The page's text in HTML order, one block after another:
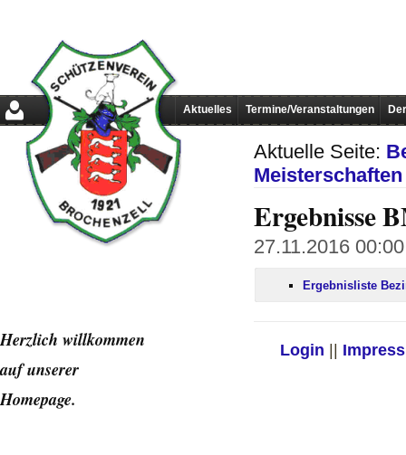
Aktuelles Termine/Veranstaltungen
Aktuelle Seite:
Meisterschaften
Ergebnisse
27.11.2016
Ergebnisliste
Login
Herzlich willkommen
auf unserer
Homepage.